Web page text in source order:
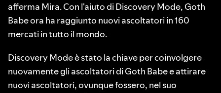
afferma Mira. Con l'aiuto di Discovery Mode, Goth
Babe ora ha raggiunto nuovi ascoltatori in 160
mercati in tutto il mondo.
Discovery Mode è stato la chiave per coinvolgere
nuovamente gli ascoltatori di Goth Babe e attirare
nuovi ascoltatori, ovunque fossero, nel suo